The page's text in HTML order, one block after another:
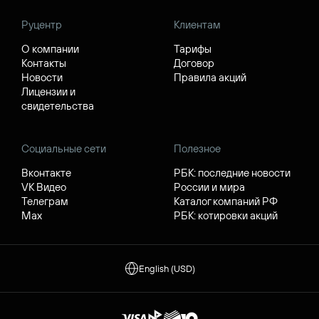
Руцентр
О компании
Контакты
Новости
Лицензии и
свидетельства
Клиентам
Тарифы
Договор
Правила акций
Социальные сети
Вконтакте
VK Видео
Телеграм
Max
Полезное
РБК: последние новости
России и мира
Каталог компаний РФ
РБК: котировки акций
English (USD)